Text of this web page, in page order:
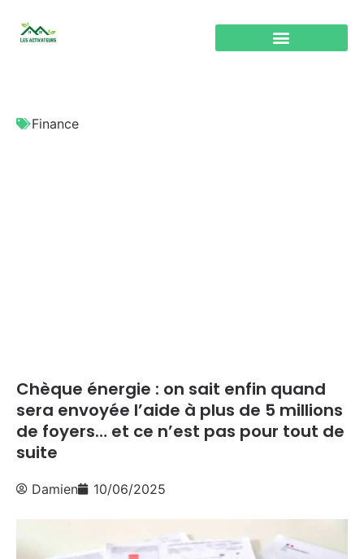
Finance
Chèque énergie : on sait enfin quand
sera envoyée l’aide à plus de 5 millions
de foyers… et ce n’est pas pour tout de
suite
Damien 10/06/2025